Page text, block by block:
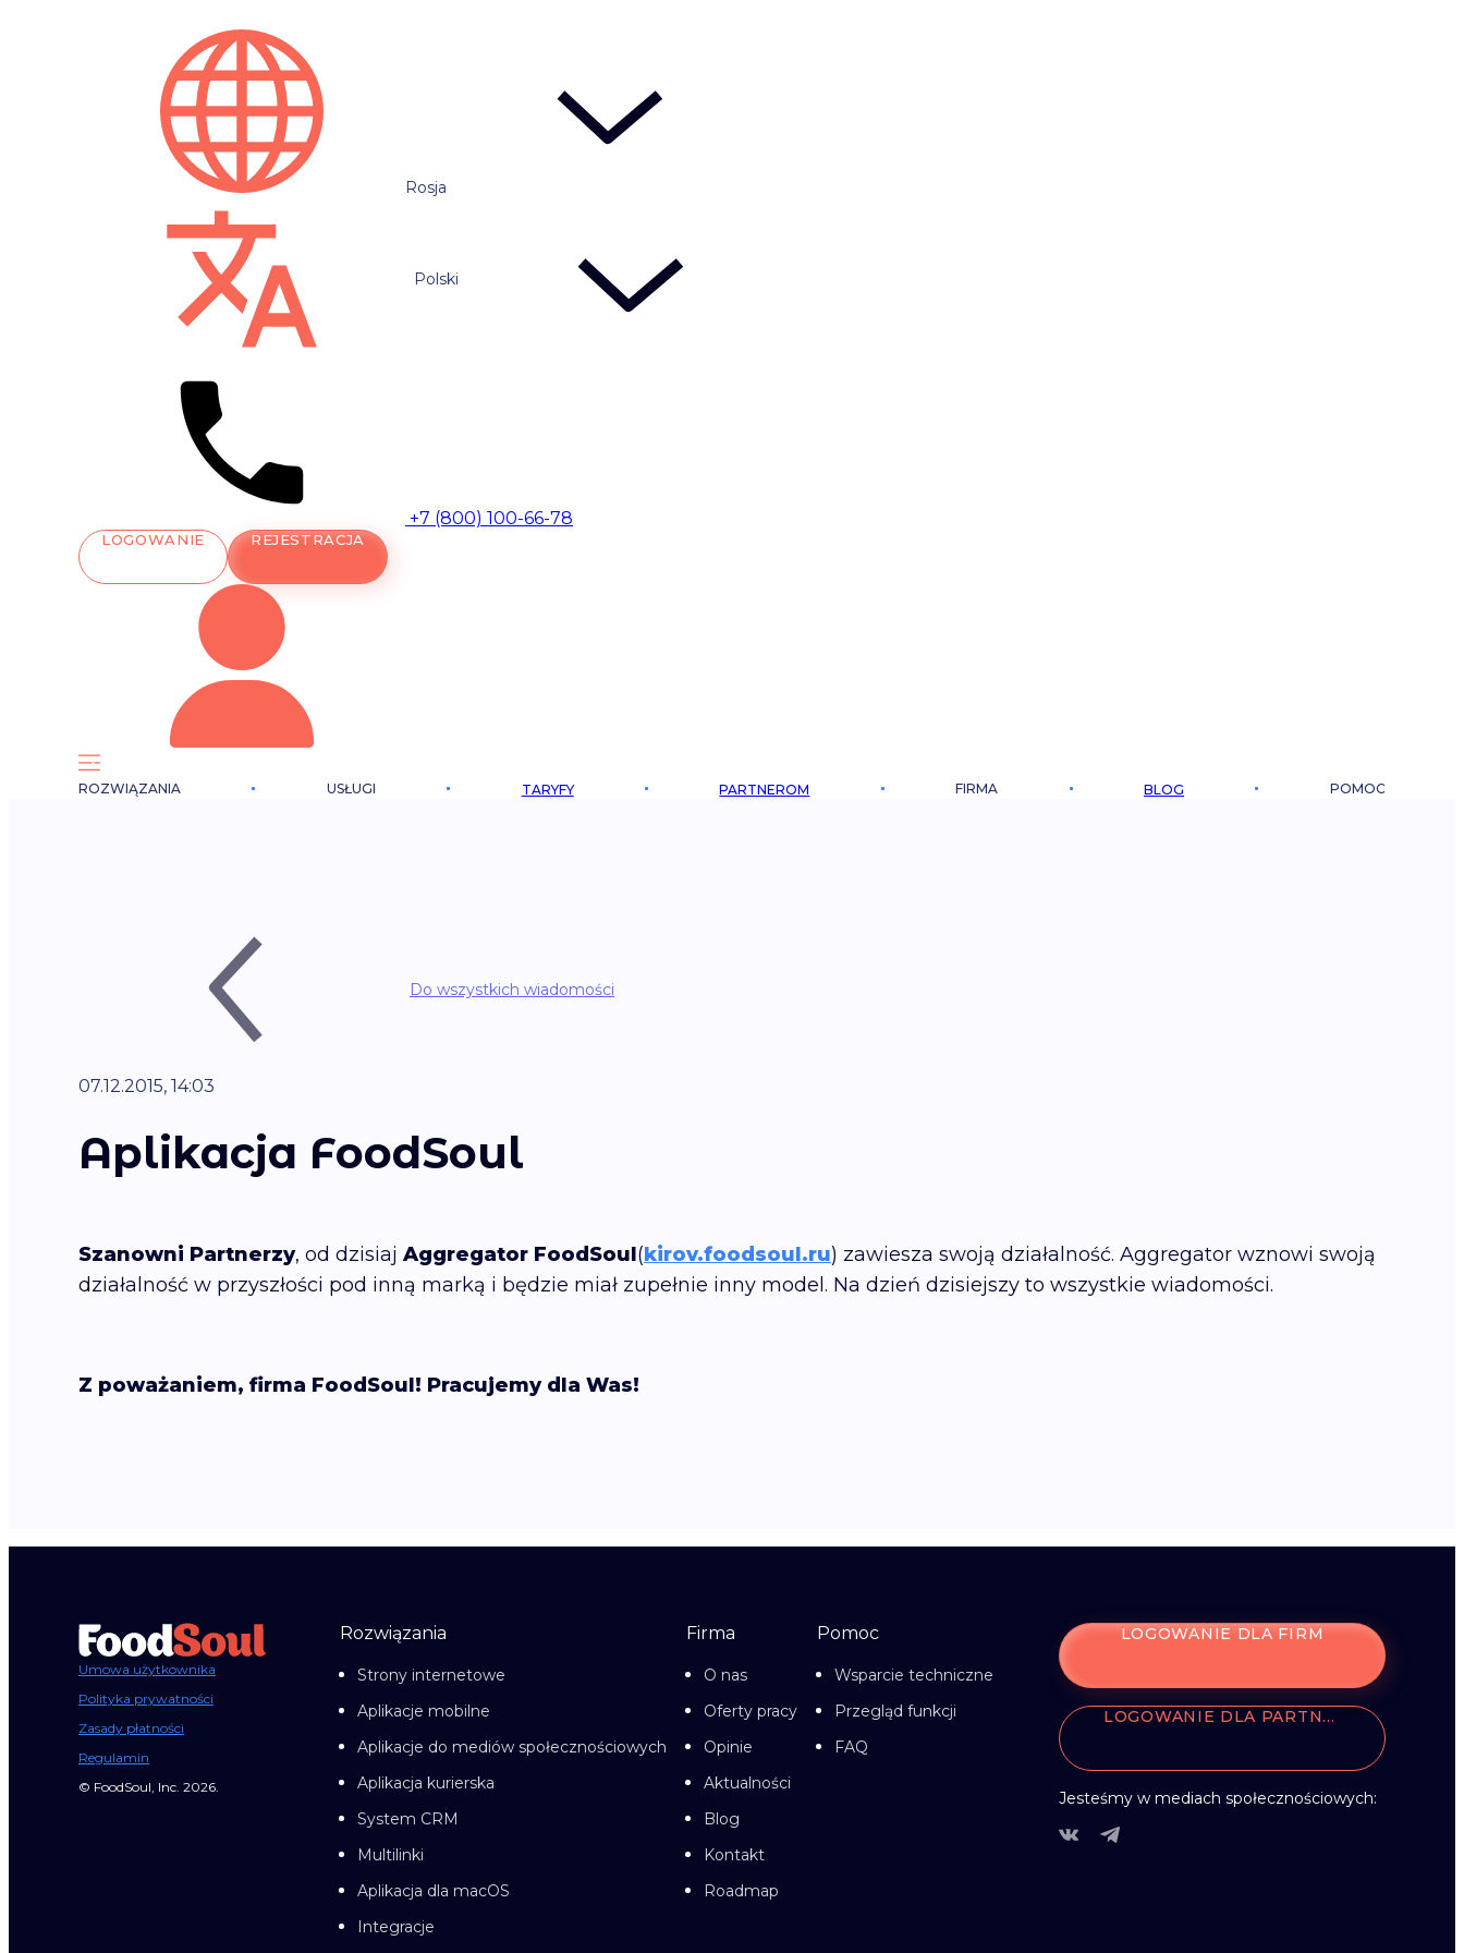
Rosja
Polski
+7 (800) 100-66-78
LOGOWANIE REJESTRACJA
ROZWIĄZANIA USŁUGI TARYFY PARTNEROM FIRMA BLOG POMOC
Do wszystkich wiadomości
07.12.2015, 14:03
Aplikacja FoodSoul
Szanowni Partnerzy, od dzisiaj Aggregator FoodSoul(kirov.foodsoul.ru) zawiesza swoją działalność. Aggregator wznowi swoją
działalność w przyszłości pod inną marką i będzie miał zupełnie inny model. Na dzień dzisiejszy to wszystkie wiadomości.
Z poważaniem, firma FoodSoul! Pracujemy dla Was!
Umowa użytkownika
Polityka prywatności
Zasady płatności
Regulamin
© FoodSoul, Inc. 2026.
Rozwiązania
Strony internetowe
Aplikacje mobilne
Aplikacje do mediów społecznościowych
Aplikacja kurierska
System CRM
Multilinki
Aplikacja dla macOS
Integracje
Firma
O nas
Oferty pracy
Opinie
Aktualności
Blog
Kontakt
Roadmap
Pomoc
Wsparcie techniczne
Przegląd funkcji
FAQ
LOGOWANIE DLA FIRM
LOGOWANIE DLA PARTNERÓW
Jesteśmy w mediach społecznościowych: